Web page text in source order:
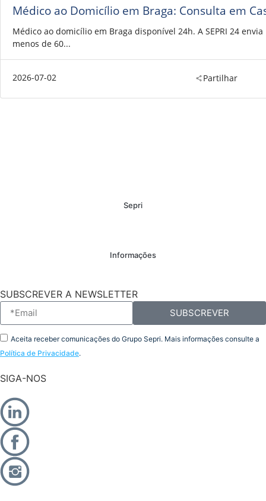
Médico ao Domicílio em Braga: Consulta em
Médico ao domicílio em Braga disponível 24h. A SEPRI 24
menos de 60...
2026-07-02 Partilhar
Sepri
Informações
SUBSCREVER A NEWSLETTER
Aceita receber comunicações do Grupo Sepri. Mais informações consulte a
Política de Privacidade.
SUBSCREVER
SIGA-NOS